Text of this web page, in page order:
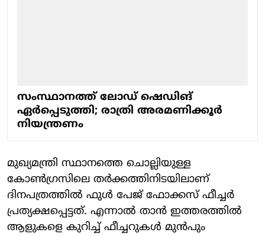
സംസ്ഥാനത്ത് ലോഡ് ഷെഡിങ്
ഏര്‍പ്പെടുത്തി; രാത്രി അരമണിക്കൂര്‍
നിയന്ത്രണം
മുഖ്യമന്ത്രി സ്ഥാനത്തെ ചൊല്ലിയുള്ള
കോണ്‍ഗ്രസിലെ തര്‍ക്കത്തിനിടയിലാണ്
ദിനപത്രത്തില്‍ ഫുള്‍ പേജ് ഫോക്കസ് ഫീച്ചര്‍
പ്രത്യക്ഷപ്പെട്ടത്. എന്നാല്‍ താന്‍ ഇത്തരത്തില്‍
ആളുകളെ കുറിച്ച് ഫീച്ചറുകള്‍ മുന്‍പും